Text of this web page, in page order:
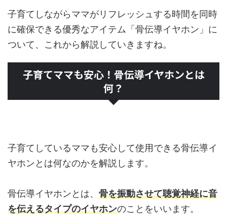
子育てしながらママがリフレッシュする時間を同時
に確保できる優秀なアイテム「骨伝導イヤホン」に
ついて、これから解説していきますね。
子育てママも安心！骨伝導イヤホンとは
何？
子育てしているママも安心して使用できる骨伝導イ
ヤホンとは何なのかを解説します。
骨伝導イヤホンとは、 骨を振動させて聴覚神経に音
を伝えるタイプのイヤホンのことをいいます。